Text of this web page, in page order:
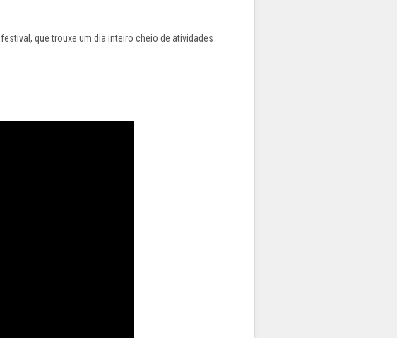
que trouxe um dia inteiro cheio de atividades